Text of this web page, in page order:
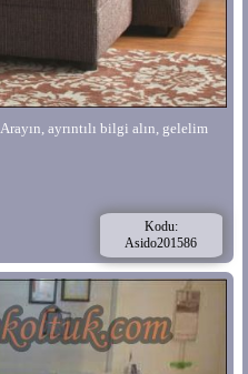
ayrıntılı bilgi alın, gelelim
Kodu:
Asido201586